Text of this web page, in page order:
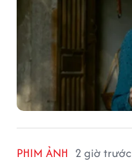
PHIM ẢNH 2 giờ trước